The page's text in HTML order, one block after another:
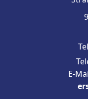
E-